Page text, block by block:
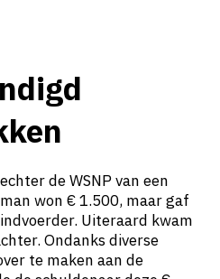
de WSNP van een
won € 1.500, maar gaf
Uiteraard kwam
Ondanks diverse
te maken aan de